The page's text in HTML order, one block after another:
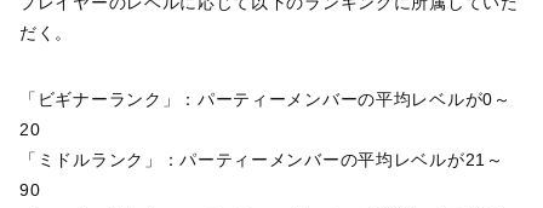
だく。
「ビギナーランク」：パーティーメンバーの平均レベルが0～
20
「ミドルランク」：パーティーメンバーの平均レベルが21～
90